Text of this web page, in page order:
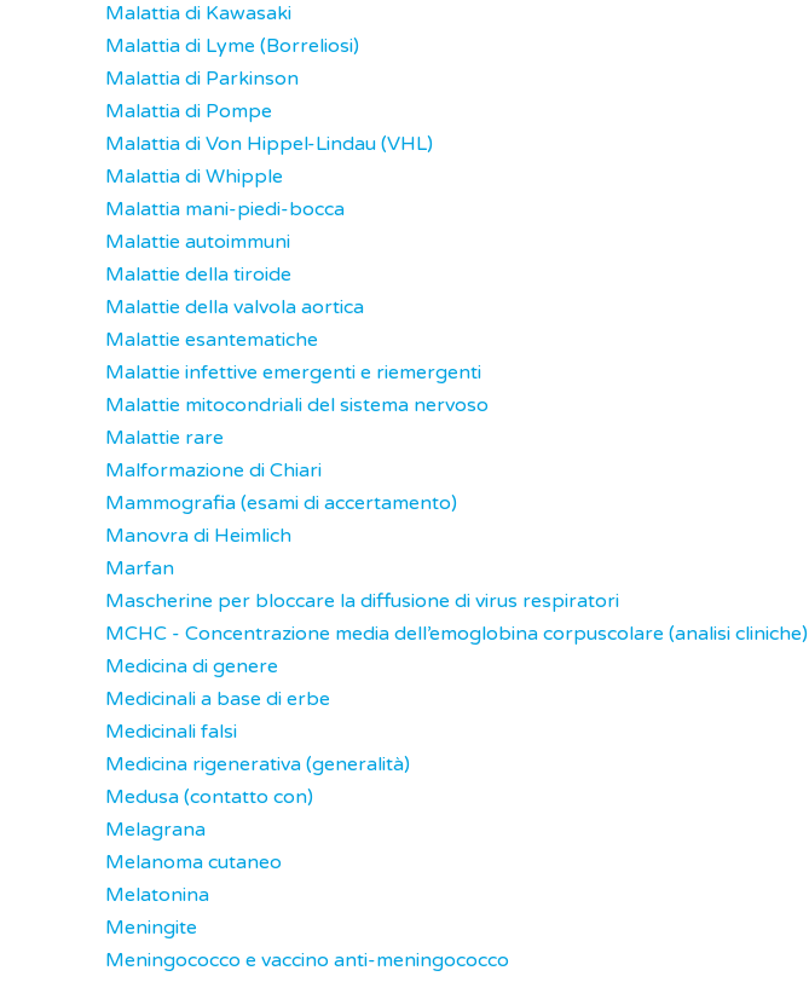
Malattia di Kawasaki
Malattia di Lyme (Borreliosi)
Malattia di Parkinson
Malattia di Pompe
Malattia di Von Hippel-Lindau (VHL)
Malattia di Whipple
Malattia mani-piedi-bocca
Malattie autoimmuni
Malattie della tiroide
Malattie della valvola aortica
Malattie esantematiche
Malattie infettive emergenti e riemergenti
Malattie mitocondriali del sistema nervoso
Malattie rare
Malformazione di Chiari
Mammografia (esami di accertamento)
Manovra di Heimlich
Marfan
Mascherine per bloccare la diffusione di virus respiratori
MCHC - Concentrazione media dell’emoglobina corpuscolare (analisi cliniche)
Medicina di genere
Medicinali a base di erbe
Medicinali falsi
Medicina rigenerativa (generalità)
Medusa (contatto con)
Melagrana
Melanoma cutaneo
Melatonina
Meningite
Meningococco e vaccino anti-meningococco